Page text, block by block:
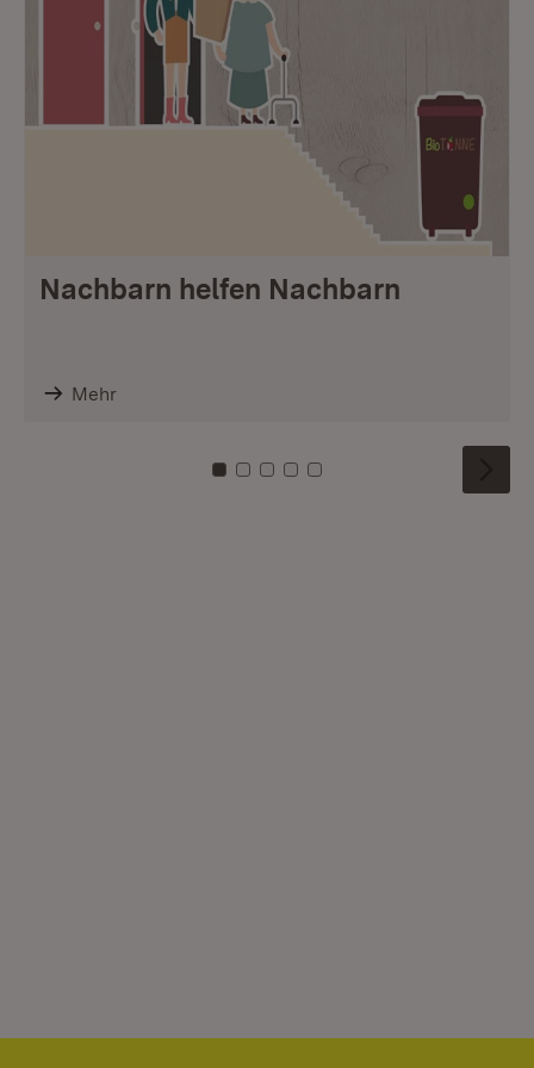
Nachbarn helfen Nachbarn
Mehr
Zu Kachel: 0
Zu Kachel: 1
Zu Kachel: 2
Zu Kachel: 3
Zu Kachel: 4